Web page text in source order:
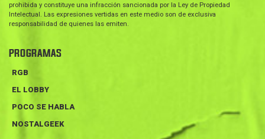
prohibida y constituye una infracción sancionada por la Ley de Propiedad
Intelectual. Las expresiones vertidas en este medio son de exclusiva
responsabilidad de quienes las emiten.
PROGRAMAS
RGB
EL LOBBY
POCO SE HABLA
NOSTALGEEK